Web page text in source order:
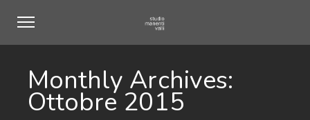
Monthly Archives:
Ottobre 2015